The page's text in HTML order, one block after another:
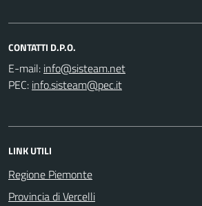
CONTATTI D.P.O.
E-mail:
PEC:
LINK UTILI
Regione Piemonte
Provincia di Vercelli